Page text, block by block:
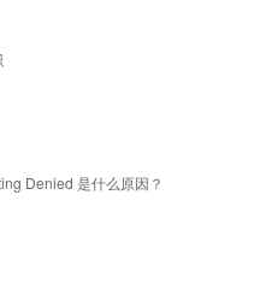
Denied 是什么原因？